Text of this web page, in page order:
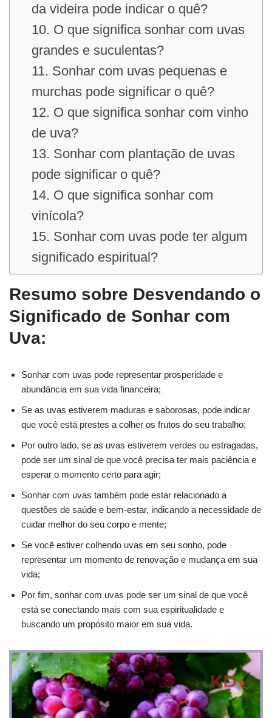
da videira pode indicar o quê?
10. O que significa sonhar com uvas
grandes e suculentas?
11. Sonhar com uvas pequenas e
murchas pode significar o quê?
12. O que significa sonhar com vinho
de uva?
13. Sonhar com plantação de uvas
pode significar o quê?
14. O que significa sonhar com
vinícola?
15. Sonhar com uvas pode ter algum
significado espiritual?
Resumo sobre Desvendando o
Significado de Sonhar com
Uva:
Sonhar com uvas pode representar prosperidade e
abundância em sua vida financeira;
Se as uvas estiverem maduras e saborosas, pode indicar
que você está prestes a colher os frutos do seu trabalho;
Por outro lado, se as uvas estiverem verdes ou estragadas,
pode ser um sinal de que você precisa ter mais paciência e
esperar o momento certo para agir;
Sonhar com uvas também pode estar relacionado a
questões de saúde e bem-estar, indicando a necessidade de
cuidar melhor do seu corpo e mente;
Se você estiver colhendo uvas em seu sonho, pode
representar um momento de renovação e mudança em sua
vida;
Por fim, sonhar com uvas pode ser um sinal de que você
está se conectando mais com sua espiritualidade e
buscando um propósito maior em sua vida.